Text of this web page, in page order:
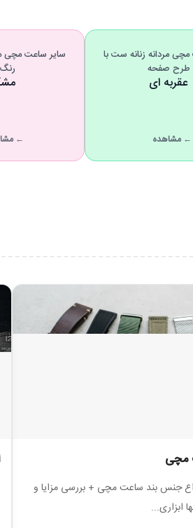
مردانه زنانه ست با
طرح صفحه
عقربه ای
← مشاهده
سایر ساعت مچی
←
مچی
جنس بند ساعت مچی + بررسی مزایا و
ابزاری...